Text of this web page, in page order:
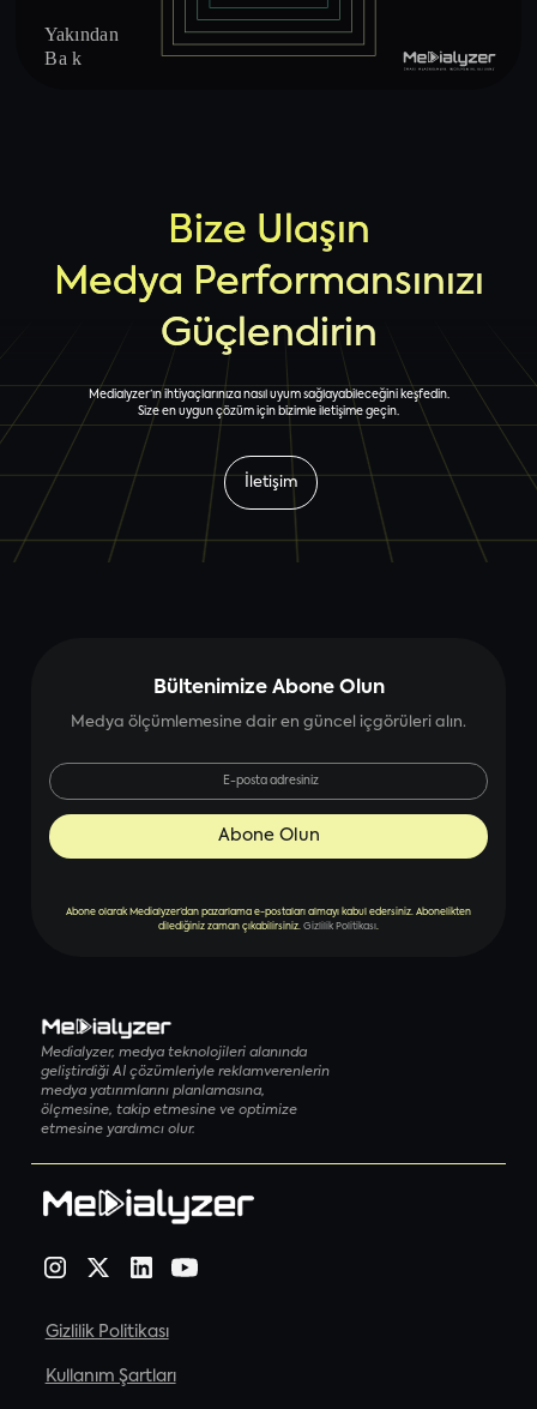
Bize Ulaşın
Medya Performansınızı
Güçlendirin
Medialyzer’ın ihtiyaçlarınıza nasıl uyum sağlayabileceğini keşfedin.
Size en uygun çözüm için bizimle iletişime geçin.
İletişim
Bültenimize Abone Olun
Medya ölçümlemesine dair en güncel içgörüleri alın.
Abone olarak Medialyzer’dan pazarlama e-postaları almayı kabul edersiniz. Abonelikten
dilediğiniz zaman çıkabilirsiniz. Gizlilik Politikası
Medialyzer, medya teknolojileri alanında
geliştirdiği AI çözümleriyle reklamverenlerin
medya yatırımlarını planlamasına,
ölçmesine, takip etmesine ve optimize
etmesine yardımcı olur.
Gizlilik Politikası
Kullanım Şartları